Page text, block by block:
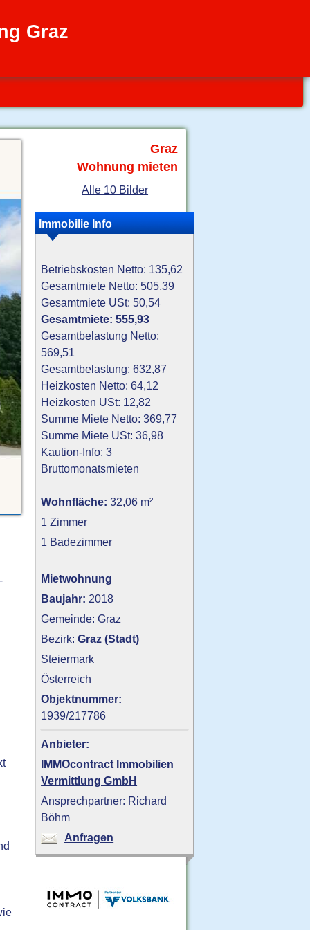
Graz
Graz
Wohnung mieten
Alle 10 Bilder
Immobilie Info
Betriebskosten Netto: 135,62
Gesamtmiete Netto: 505,39
Gesamtmiete USt: 50,54
Gesamtmiete: 555,93
Gesamtbelastung Netto:
569,51
Gesamtbelastung: 632,87
Heizkosten Netto: 64,12
Heizkosten USt: 12,82
Summe Miete Netto: 369,77
Summe Miete USt: 36,98
Kaution-Info: 3
Bruttomonatsmieten
Wohnfläche: 32,06 m²
1 Zimmer
1 Badezimmer
Mietwohnung
Baujahr: 2018
Gemeinde: Graz
Bezirk:Graz (Stadt)
Steiermark
Österreich
Objektnummer:
1939/217786
Anbieter:
IMMOcontract Immobilien
Vermittlung GmbH
Ansprechpartner: Richard
Böhm
Anfragen